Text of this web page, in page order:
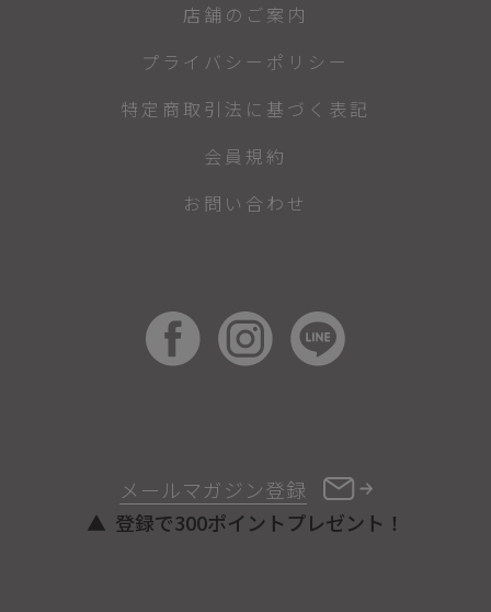
メールマガジン登録
登録で300ポイントプレゼント！
店舗のご案内
プライバシーポリシー
特定商取引法に基づく表記
会員規約
お問い合わせ